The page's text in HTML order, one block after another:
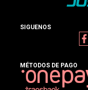
SIGUENOS
MÉTODOS DE PAGO